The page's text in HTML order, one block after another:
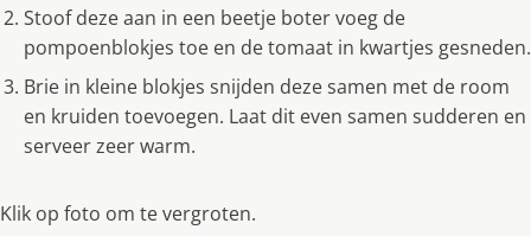
Stoof deze aan in een beetje boter voeg de
pompoenblokjes toe en de tomaat in kwartjes gesneden.
Brie in kleine blokjes snijden deze samen met de room
en kruiden toevoegen. Laat dit even samen sudderen en
serveer zeer warm.
Klik op foto om te vergroten.